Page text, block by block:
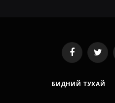
FacebookTwitter
БИДНИЙ ТУХАЙ